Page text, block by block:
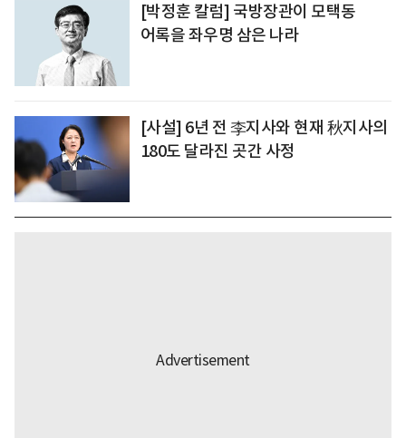
[박정훈 칼럼] 국방장관이 모택동
어록을 좌우명 삼은 나라
[사설] 6년 전 李지사와 현재 秋지사의
180도 달라진 곳간 사정